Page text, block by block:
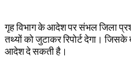
गृह विभाग के आदेश पर संभल जिला
तथ्यों को जुटाकर रिपोर्ट देगा। जिसके
आदेश दे सकती है।